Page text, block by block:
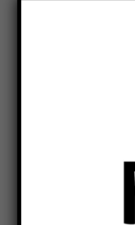
introdotto dal prof.
ed attualmente
e che si occupa di
Jack è partito dal suo
2013 con Trento, la
importanti per la vita
responsabilità
Il tutto con l’innata
stesso tempo con
Tante sono state le
dal desiderio di ben
Sia Jack che gli
incombevano ed allora